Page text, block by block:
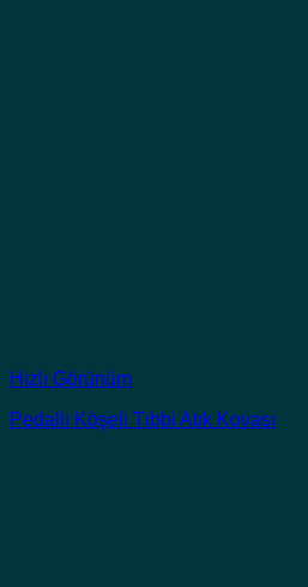
Hızlı Görünüm
Pedallı Köşeli Tıbbi Atık Kovası